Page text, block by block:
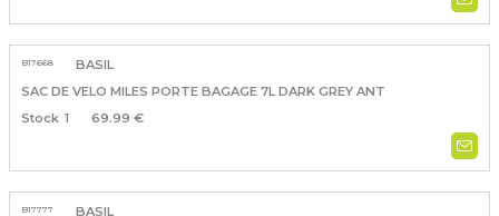
B17668
BASIL
SAC DE VELO MILES PORTE BAGAGE 7L DARK GREY ANT
1
69.99 €
B17777
BASIL